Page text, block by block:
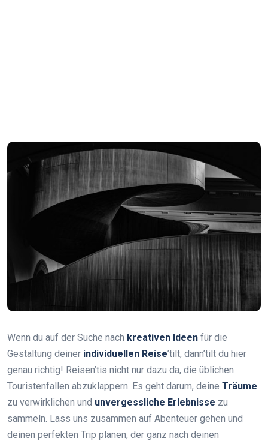
Wenn du auf der Suche nach kreativen Ideen für die
Gestaltung deiner individuellen Reise’tilt, dann’tilt du hier
genau richtig! Reisen’tis nicht nur dazu da, die üblichen
Touristenfallen abzuklappern. Es geht darum, deine Träume
zu verwirklichen und unvergessliche Erlebnisse zu
sammeln. Lass uns zusammen auf Abenteuer gehen und
deinen perfekten Trip planen, der ganz nach deinen